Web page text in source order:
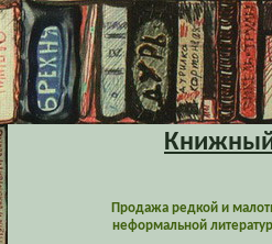
Книжный
Продажа редкой и
неформальной